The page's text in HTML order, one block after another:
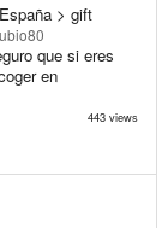
> gift
que si eres
en
443 views